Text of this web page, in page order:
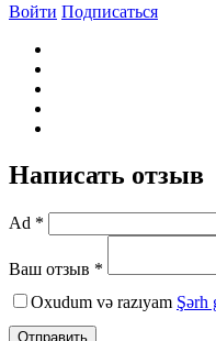
Войти Подписаться
Написать отзыв
Ad *
Ваш отзыв *
Oxudum və razıyam Şərh
Отправить